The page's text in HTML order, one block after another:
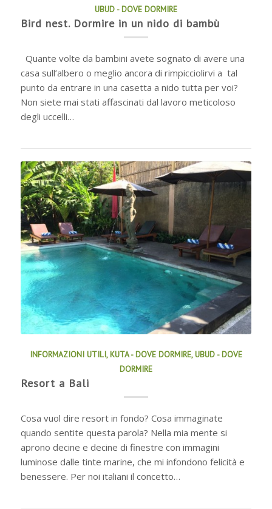
UBUD - DOVE DORMIRE
Bird nest. Dormire in un nido di bambù
Quante volte da bambini avete sognato di avere una
casa sull’albero o meglio ancora di rimpicciolirvi a tal
punto da entrare in una casetta a nido tutta per voi?
Non siete mai stati affascinati dal lavoro meticoloso
degli uccelli…
INFORMAZIONI UTILI,KUTA - DOVE DORMIRE,UBUD - DOVE
DORMIRE
Resort a Bali
Cosa vuol dire resort in fondo? Cosa immaginate
quando sentite questa parola? Nella mia mente si
aprono decine e decine di finestre con immagini
luminose dalle tinte marine, che mi infondono felicità e
benessere. Per noi italiani il concetto…